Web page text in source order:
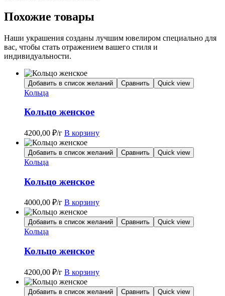
Похожие товары
Наши украшения созданы лучшим ювелиром специально для
вас, чтобы стать отражением вашего стиля и
индивидуальности.
Добавить в список желаний Сравнить Quick view
Кольца
Кольцо женское
4200,00 ₽/г В корзину
Добавить в список желаний Сравнить Quick view
Кольца
Кольцо женское
4000,00 ₽/г В корзину
Добавить в список желаний Сравнить Quick view
Кольца
Кольцо женское
4200,00 ₽/г В корзину
Добавить в список желаний Сравнить Quick view